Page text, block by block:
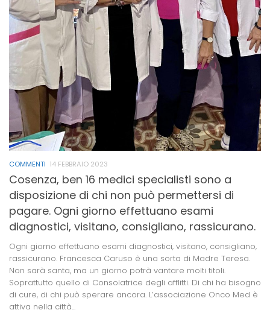
COMMENTI 14 FEBBRAIO 2023
Cosenza, ben 16 medici specialisti sono a
disposizione di chi non può permettersi di
pagare. Ogni giorno effettuano esami
diagnostici, visitano, consigliano, rassicurano.
Ogni giorno effettuano esami diagnostici, visitano, consigliano,
rassicurano. Francesca Caruso è una sorta di Madre Teresa.
Non sarà santa, ma un giorno potrà vantare molti titoli.
Soprattutto quello di Consolatrice degli afflitti. Di chi ha bisogno
di cure, di chi può sperare ancora. L’associazione Onco Med è
attiva nella città...